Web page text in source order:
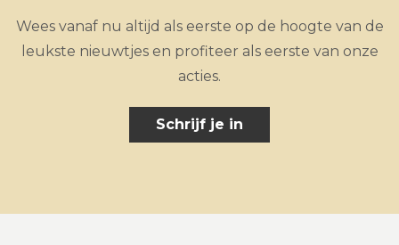
Wees vanaf nu altijd als eerste op de hoogte van de
leukste nieuwtjes en profiteer als eerste van onze
acties.
Schrijf je in